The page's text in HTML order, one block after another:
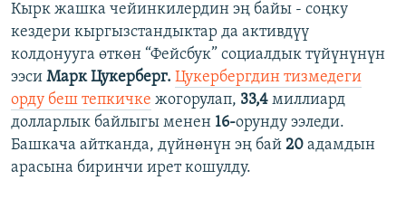
Кырк жашка чейинкилердин эң байы - соңку
кездери кыргызстандыктар да активдүү
колдонууга өткөн “Фейсбук” социалдык түйүнүнүн
ээси Марк Цукерберг. Цукербергдин тизмедеги
орду беш тепкичке жогорулап, 33,4 миллиард
долларлык байлыгы менен 16-орунду ээледи.
Башкача айтканда, дүйнөнүн эң бай 20 адамдын
арасына биринчи ирет кошулду.